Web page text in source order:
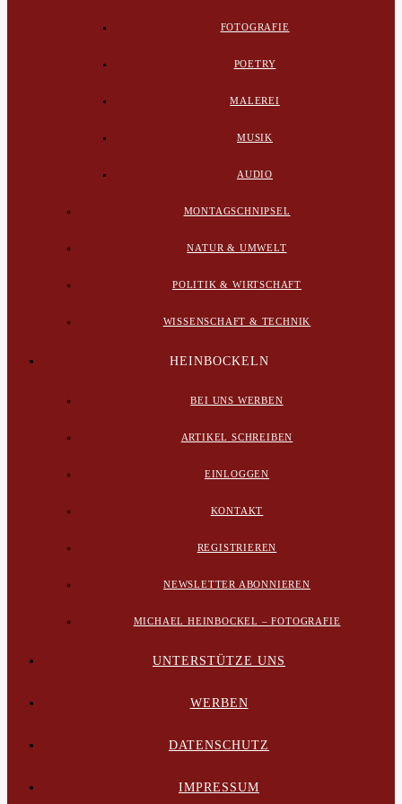
FOTOGRAFIE
POETRY
MALEREI
MUSIK
AUDIO
MONTAGSCHNIPSEL
NATUR & UMWELT
POLITIK & WIRTSCHAFT
WISSENSCHAFT & TECHNIK
HEINBOCKELN
BEI UNS WERBEN
ARTIKEL SCHREIBEN
EINLOGGEN
KONTAKT
REGISTRIEREN
NEWSLETTER ABONNIEREN
MICHAEL HEINBOCKEL – FOTOGRAFIE
UNTERSTÜTZE UNS
WERBEN
DATENSCHUTZ
IMPRESSUM